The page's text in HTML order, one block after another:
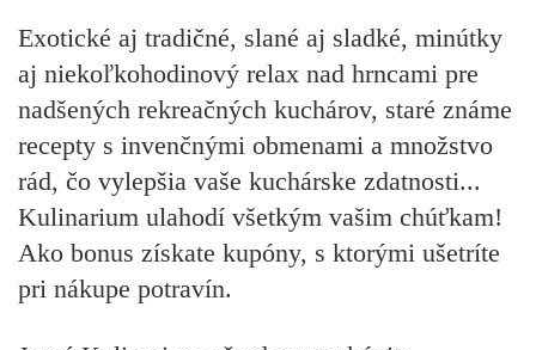
Exotické aj tradičné, slané aj sladké, minútky
aj niekoľkohodinový relax nad hrncami pre
nadšených rekreačných kuchárov, staré známe
recepty s invenčnými obmenami a množstvo
rád, čo vylepšia vaše kuchárske zdatnosti...
Kulinarium ulahodí všetkým vašim chúťkam!
Ako bonus získate kupóny, s ktorými ušetríte
pri nákupe potravín.